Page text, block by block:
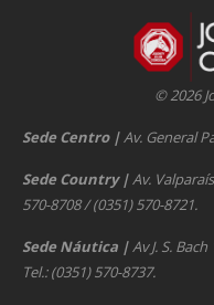
© 2026
Sede Centro | Av. General
Sede Country | Av.
570-8708 / (0351) 570-8721.
Sede Náutica | Av J. S.
Tel.: (0351) 570-8737.